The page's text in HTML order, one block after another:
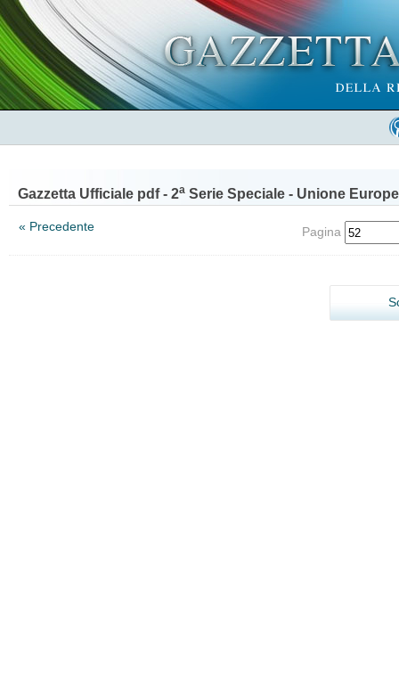
Gazzetta Ufficiale pdf - 2a Serie Speciale - Unione
« Precedente Pagina